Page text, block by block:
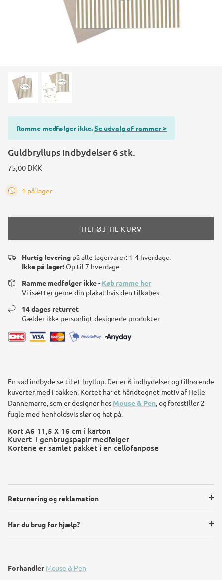
Ramme medfølger ikke.Se udvalg af rammer >
Guldbryllups indbydelser 6 stk.
75,00 DKK
1 på lager
TILFØJ TIL KURV
Hurtig levering på alle lagervarer: 1-4 hverdage.
Ikke på lager:Op til 7 hverdage
Ramme medfølger ikke- Køb ramme her
Vi isætter gerne din plakat hvis den tilkøbes
14 dages returret
Gælder ikke personligt designede produkter
En sød indbydelse til et bryllup. Der er 6 indbydelser og tilhørende
kuverter med i pakken. Kortet har et håndtegnet motiv af Helle
Dannemarre, som er designer hos Mouse & Pen, og forestiller 2
fugle med henholdsvis slør og hat på.
Kort A6 11,5 X 16 cm i karton
Kuvert i genbrugspapir medfølger
Kortene er samlet pakket i en cellofanpose
Returnering og reklamation
Har du brug for hjælp?
Forhandler Mouse & Pen